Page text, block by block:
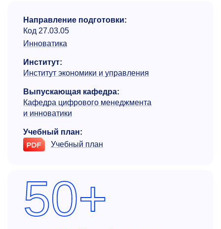
Направление подготовки:
Код 27.03.05
Инноватика
Институт:
Институт экономики и управления
Выпускающая кафедра:
Кафедра цифрового менеджмента
и инноватики
Учебный план:
Учебный план
50+